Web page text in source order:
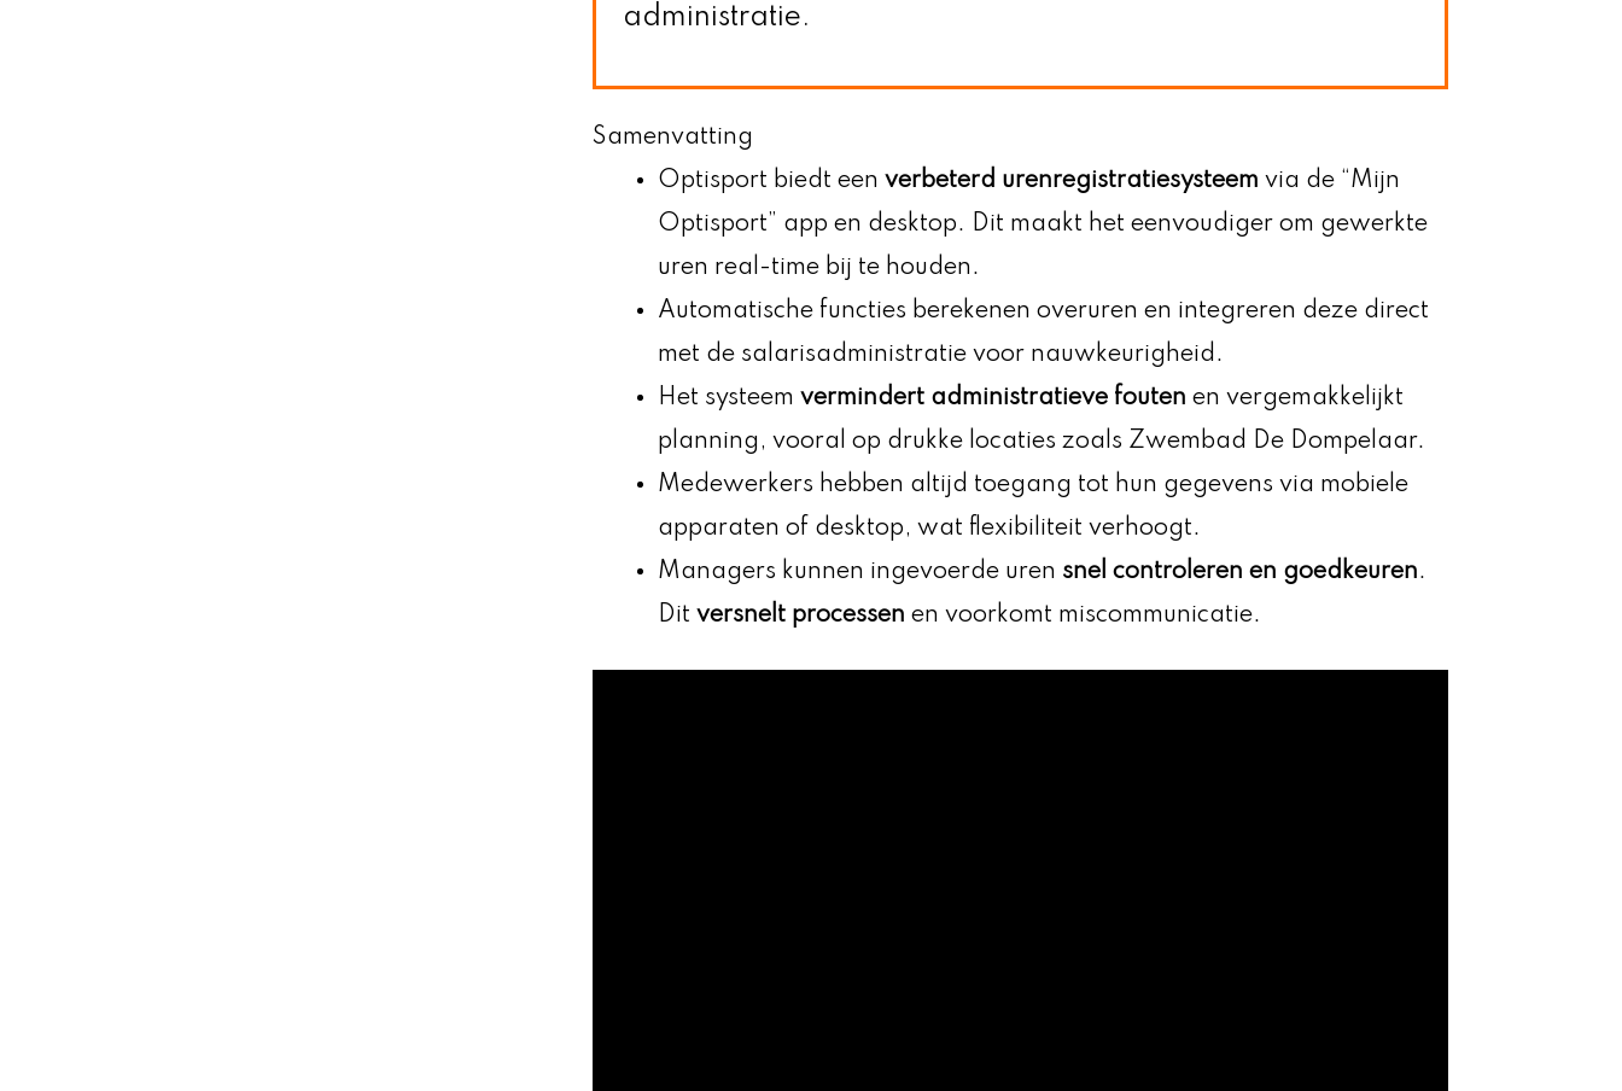
administratie.
Samenvatting
Optisport biedt een verbeterd urenregistratiesysteem via de “Mijn
Optisport” app en desktop. Dit maakt het eenvoudiger om gewerkte
uren real-time bij te houden.
Automatische functies berekenen overuren en integreren deze direct
met de salarisadministratie voor nauwkeurigheid.
Het systeem vermindert administratieve fouten en vergemakkelijkt
planning, vooral op drukke locaties zoals Zwembad De Dompelaar.
Medewerkers hebben altijd toegang tot hun gegevens via mobiele
apparaten of desktop, wat flexibiliteit verhoogt.
Managers kunnen ingevoerde uren snel controleren en goedkeuren.
Dit versnelt processen en voorkomt miscommunicatie.